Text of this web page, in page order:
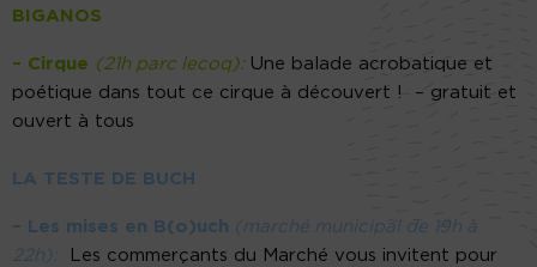
BIGANOS
– Cirque (21h parc lecoq):Une balade acrobatique et
poétique dans tout ce cirque à découvert ! – gratuit et
ouvert à tous
LA TESTE DE BUCH
– Les mises en B(o)uch (marché municipal de 19h à
22h):
Les commerçants du Marché vous invitent pour